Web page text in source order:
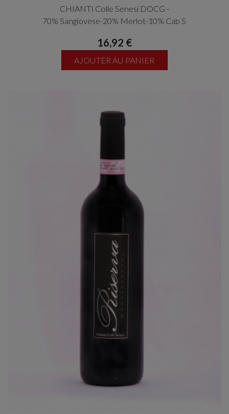
CHIANTI Colle Senesi DOCG -
70% Sangiovese-20% Merlot-10% Cab S
16,92 €
AJOUTER AU PANIER